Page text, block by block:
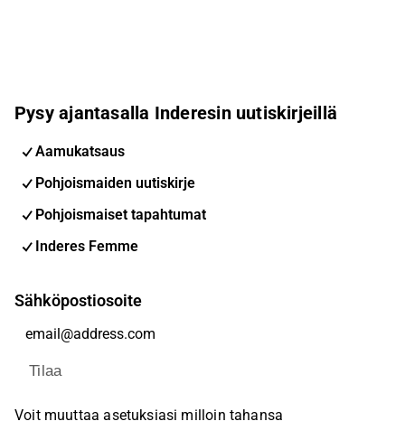
Pysy ajantasalla Inderesin uutiskirjeillä
Aamukatsaus
Pohjoismaiden uutiskirje
Pohjoismaiset tapahtumat
Inderes Femme
Sähköpostiosoite
Tilaa
Voit muuttaa asetuksiasi milloin tahansa